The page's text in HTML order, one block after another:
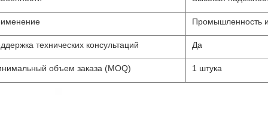
Промышленность
технических консультаций Да
объем заказа (MOQ) 1 штука